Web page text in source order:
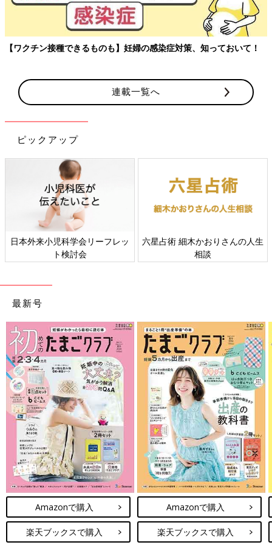
【ワクチン接種できるものも】妊婦の感染症対策、知っておいて！
連載一覧へ
ピックアップ
日本外来小児科学会リーフレッ
ト検討会
六星占術 細木かおりさんの人生
相談
最新号
Amazonで購入
楽天ブックスで購入
Amazonで購入
楽天ブックスで購入